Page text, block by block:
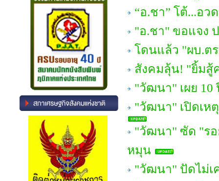
“อ.ชา” โต้...อว
"อ.ชา" ขอแจง
โดนแล้ว "ผบ.ต
สังคมลุ้น! "ยิ้มสู้
"วัฒนา" เผย
"วัฒนา" เปิดเห
"วัฒนา" ซัด "รอ
หมุน
"วัฒนา" ปัดไม่เ